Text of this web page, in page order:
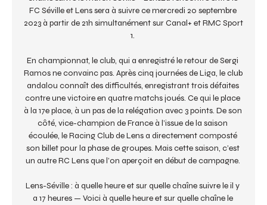
FC Séville et Lens sera à suivre ce mercredi 20 septembre
2023 à partir de 21h simultanément sur Canal+ et RMC Sport
1.
En championnat, le club, qui a enregistré le retour de Sergi
Ramos ne convainc pas. Après cinq journées de Liga, le club
andalou connaît des difficultés, enregistrant trois défaites
contre une victoire en quatre matchs joués. Ce qui le place
à la 17e place, à un pas de la relégation avec 3 points. De son
côté, vice-champion de France à l’issue de la saison
écoulée, le Racing Club de Lens a directement composté
son billet pour la phase de groupes. Mais cette saison, c’est
un autre RC Lens que l’on aperçoit en début de campagne.
Lens-Séville : à quelle heure et sur quelle chaîne suivre le il y
a 17 heures — Voici à quelle heure et sur quelle chaîne le